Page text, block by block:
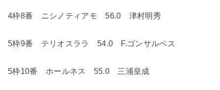
4枠8番 ニシノティアモ 56.0 津村明秀
5枠9番 テリオスララ 54.0 F.ゴンサルベス
5枠10番 ホールネス 55.0 三浦皇成